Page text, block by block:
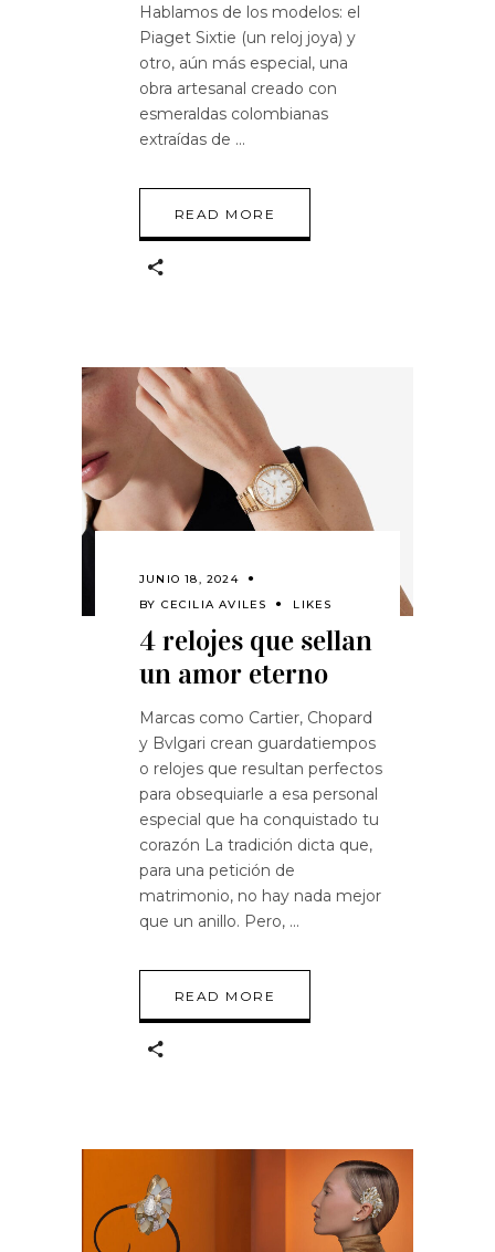
Hablamos de los modelos: el
Piaget Sixtie (un reloj joya) y
otro, aún más especial, una
obra artesanal creado con
esmeraldas colombianas
extraídas de
READ MORE
JUNIO 18, 2024
BY CECILIA AVILES LIKES
4 relojes que sellan
un amor eterno
Marcas como Cartier, Chopard
y Bvlgari crean guardatiempos
o relojes que resultan perfectos
para obsequiarle a esa personal
especial que ha conquistado tu
corazón La tradición dicta que,
para una petición de
matrimonio, no hay nada mejor
que un anillo. Pero,
READ MORE